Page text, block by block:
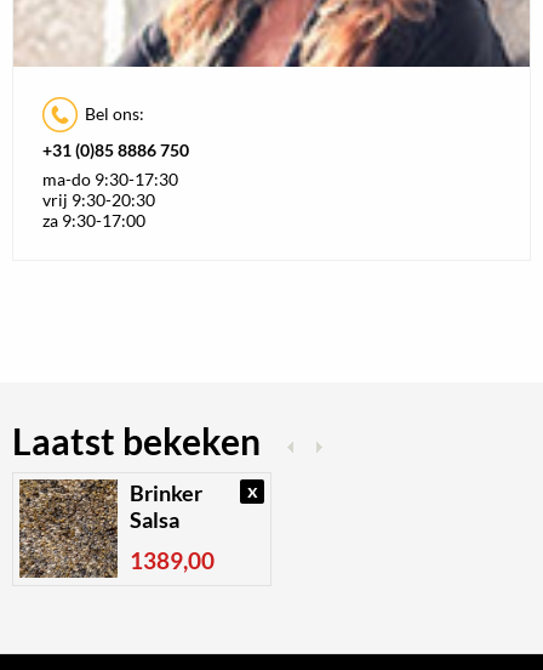
Bel ons:
+31 (0)85 8886 750
ma-do 9:30-17:30
vrij 9:30-20:30
za 9:30-17:00
Laatst bekeken
x
Brinker
Salsa
1389,00